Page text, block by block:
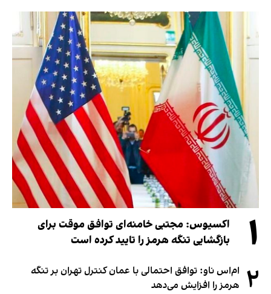
۱
اکسیوس: مجتبی خامنه‌ای توافق موقت برای
بازگشایی تنگه هرمز را تایید کرده است
۲ ام‌اس ناو: توافق احتمالی با عمان کنترل تهران بر تنگه
هرمز را افزایش می‌دهد